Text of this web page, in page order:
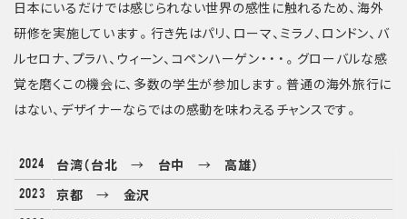
日本にいるだけでは感じられない世界の感性に触れるため、海外
研修を実施しています。行き先はパリ、ローマ、ミラノ、ロンドン、バ
ルセロナ、プラハ、ウィーン、コペンハーゲン・・・。グローバルな感
覚を磨くこの機会に、多数の学生が参加します。普通の海外旅行に
はない、デザイナーならではの感動を味わえるチャンスです。
2024 台湾（台北 → 台中 → 高雄）
2023 京都 → 金沢